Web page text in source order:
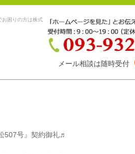
困りの方は株式
メール相談は随時受付
507号』契約御礼♬